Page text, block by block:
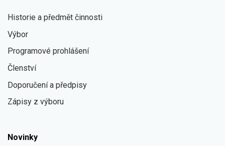
Historie a předmět činnosti
Výbor
Programové prohlášení
Členství
Doporučení a předpisy
Zápisy z výboru
Novinky